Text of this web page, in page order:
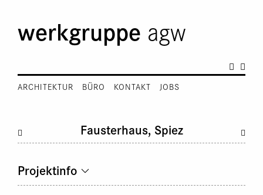
werkgruppe agw
ARCHITEKTUR BÜRO KONTAKT JOBS
Fausterhaus, Spiez
Projektinfo